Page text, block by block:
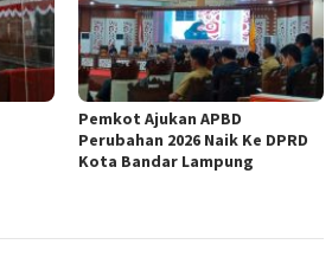
Pemkot Ajukan APBD
Perubahan 2026 Naik Ke DPRD
Kota Bandar Lampung